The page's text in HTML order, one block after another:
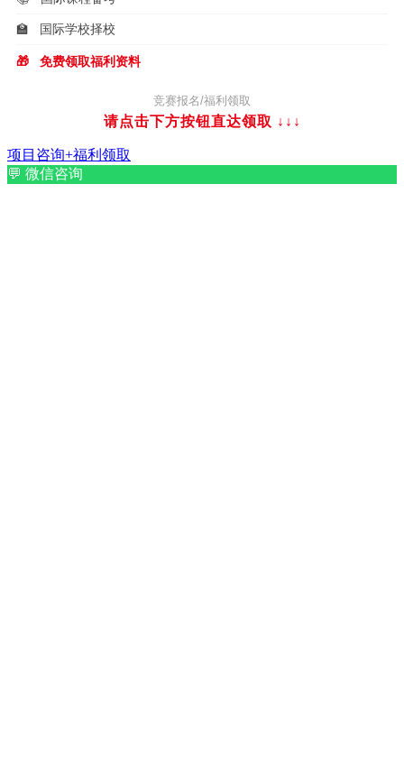
🏫 国际学校择校
🎁 免费领取福利资料
竞赛报名/福利领取
请点击下方按钮直达领取 ↓↓↓
项目咨询+福利领取
💬 微信咨询